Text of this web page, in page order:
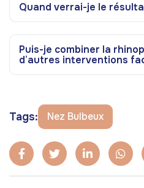
Quand verrai-je le
Puis-je combiner la
d’autres interventions
Tags: Nez Bulbeux